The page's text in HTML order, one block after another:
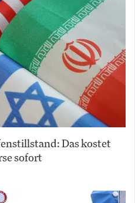
Das kostet
sofort